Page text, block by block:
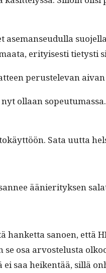
eri­tyis­es­ti tietysti
perustel­e­van
ollaan
Sata uut­ta
äänier­i­tyk­sen
sanoen, että
osa arvostelus­ta
saa heiken­tää, sil­lä